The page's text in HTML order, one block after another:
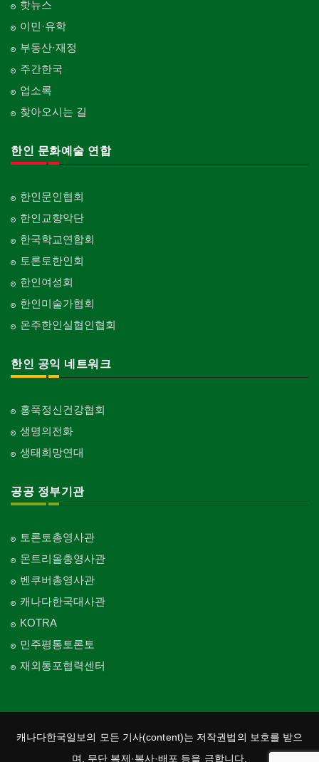
핫뉴스
이민·유학
부동산·재정
주간한국
업소록
찾아오시는 길
한인 문화예술 연합
한인문인협회
한인교향악단
한국학교연합회
토론토한인회
한인여성회
한인미술가협회
온주한인실협인협회
한인 공익 네트워크
홍푹정신건강협회
생명의전화
생태희망연대
공공 정부기관
토론토총영사관
몬트리올총영사관
벤쿠버총영사관
캐나다한국대사관
KOTRA
민주평통토론토
재외통포협력센터
캐나다한국일보의 모든 기사(content)는 저작권법의 보호를 받으
며, 무단 복제·복사·배포 등을 금합니다.